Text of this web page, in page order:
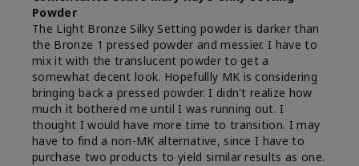
Powder
The Light Bronze Silky Setting powder is darker than
the Bronze 1 pressed powder and messier. I have to
mix it with the translucent powder to get a
somewhat decent look. Hopefullly MK is considering
bringing back a pressed powder. I didn't realize how
much it bothered me until I was running out. I
thought I would have more time to transition. I may
have to find a non-MK alternative, since I have to
purchase two products to yield similar results as one.